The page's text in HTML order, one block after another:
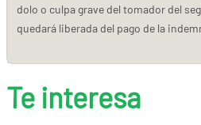
dolo o culpa grave del tomador del
quedará liberada del pago de la
Te interesa